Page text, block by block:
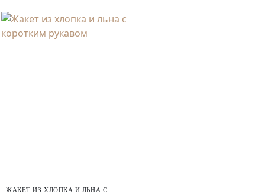
ЖАКЕТ ИЗ ХЛОПКА И ЛЬНА С